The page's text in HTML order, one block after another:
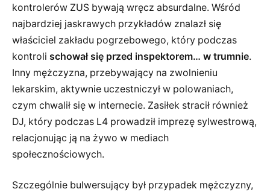
kontrolerów ZUS bywają wręcz absurdalne. Wśród
najbardziej jaskrawych przykładów znalazł się
właściciel zakładu pogrzebowego, który podczas
kontroli schował się przed inspektorem… w trumnie.
Inny mężczyzna, przebywający na zwolnieniu
lekarskim, aktywnie uczestniczył w polowaniach,
czym chwalił się w internecie. Zasiłek stracił również
DJ, który podczas L4 prowadził imprezę sylwestrową,
relacjonując ją na żywo w mediach
społecznościowych.
Szczególnie bulwersujący był przypadek mężczyzny,